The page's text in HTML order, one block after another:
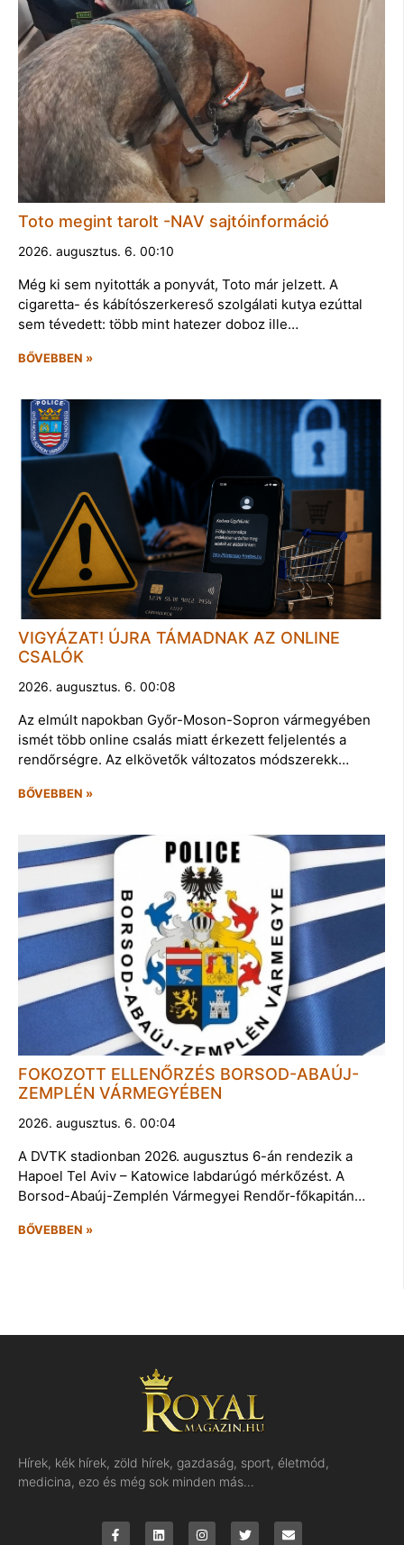
Toto megint tarolt -NAV sajtóinformáció
2026. augusztus. 6. 00:10
Még ki sem nyitották a ponyvát, Toto már jelzett. A
cigaretta- és kábítószerkereső szolgálati kutya ezúttal
sem tévedett: több mint hatezer doboz ille…
BŐVEBBEN »
VIGYÁZAT! ÚJRA TÁMADNAK AZ ONLINE
CSALÓK
2026. augusztus. 6. 00:08
Az elmúlt napokban Győr-Moson-Sopron vármegyében
ismét több online csalás miatt érkezett feljelentés a
rendőrségre. Az elkövetők változatos módszerekk…
BŐVEBBEN »
FOKOZOTT ELLENŐRZÉS BORSOD-ABAÚJ-
ZEMPLÉN VÁRMEGYÉBEN
2026. augusztus. 6. 00:04
A DVTK stadionban 2026. augusztus 6-án rendezik a
Hapoel Tel Aviv – Katowice labdarúgó mérkőzést. A
Borsod-Abaúj-Zemplén Vármegyei Rendőr-főkapitán…
BŐVEBBEN »
Hírek, kék hírek, zöld hírek, gazdaság, sport, életmód,
medicina, ezo és még sok minden más…